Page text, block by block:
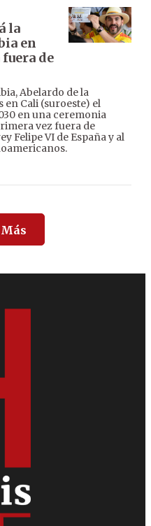
la
en
de
Abelardo de la
en Cali (suroeste) el
en una ceremonia
vez fuera de
Felipe VI de España y al